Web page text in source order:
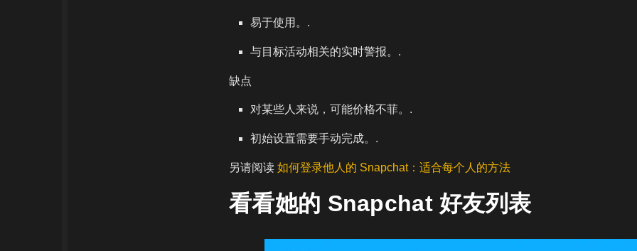
易于使用。.
与目标活动相关的实时警报。.
缺点
对某些人来说，可能价格不菲。.
初始设置需要手动完成。.
另请阅读 如何登录他人的 Snapchat：适合每个人的方法
看看她的 Snapchat 好友列表